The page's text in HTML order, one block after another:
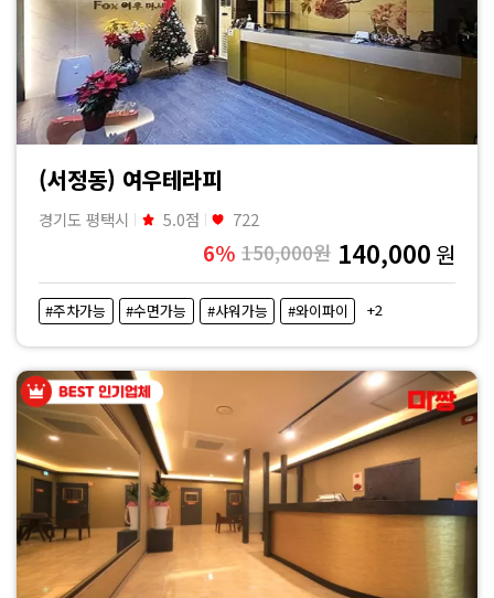
(서정동) 여우테라피
경기도 평택시 5.0점 722
6% 150,000원 140,000 원
#주차가능 #수면가능 #샤워가능 #와이파이 +2